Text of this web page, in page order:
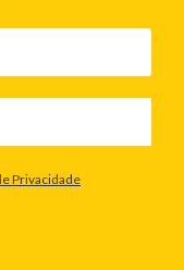
Privacidade